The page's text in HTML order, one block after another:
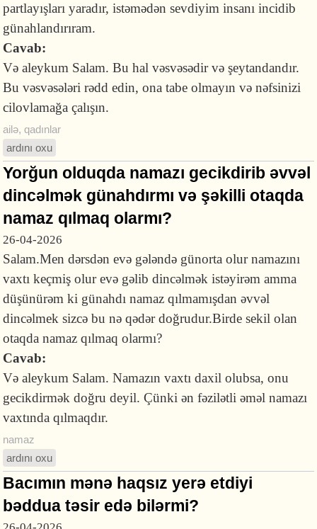
partlayışları yaradır, istəmədən sevdiyim insanı incidib
günahlandırıram.
Cavab:
Və aleykum Salam. Bu hal vəsvəsədir və şeytandandır.
Bu vəsvəsələri rədd edin, ona tabe olmayın və nəfsinizi
cilovlamağa çalışın.
ailə,qadınlar
ardını oxu
Yorğun olduqda namazı gecikdirib əvvəl
dincəlmək günahdırmı və şəkilli otaqda
namaz qılmaq olarmı?
26-04-2026
Salam.Men dərsdən evə gələndə günorta olur namazını
vaxtı keçmiş olur evə gəlib dincəlmək istəyirəm amma
düşünürəm ki günahdı namaz qılmamışdan əvvəl
dincəlmek sizcə bu nə qədər doğrudur.Birde sekil olan
otaqda namaz qılmaq olarmı?
Cavab:
Və aleykum Salam. Namazın vaxtı daxil olubsa, onu
gecikdirmək doğru deyil. Çünki ən fəzilətli əməl namazı
vaxtında qılmaqdır.
namaz
ardını oxu
Bacımın mənə haqsız yerə etdiyi
bəddua təsir edə bilərmi?